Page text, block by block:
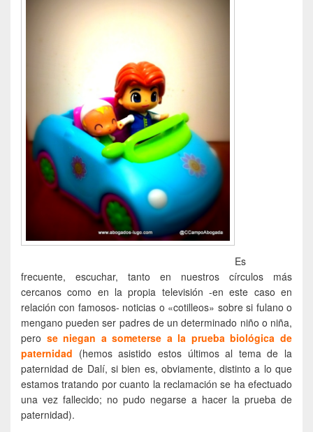
Es
frecuente, escuchar, tanto en nuestros círculos más
cercanos como en la propia televisión -en este caso en
relación con famosos- noticias o «cotilleos» sobre si fulano o
mengano pueden ser padres de un determinado niño o niña,
pero se niegan a someterse a la prueba biológica de
paternidad (hemos asistido estos últimos al tema de la
paternidad de Dalí, si bien es, obviamente, distinto a lo que
estamos tratando por cuanto la reclamación se ha efectuado
una vez fallecido; no pudo negarse a hacer la prueba de
paternidad).